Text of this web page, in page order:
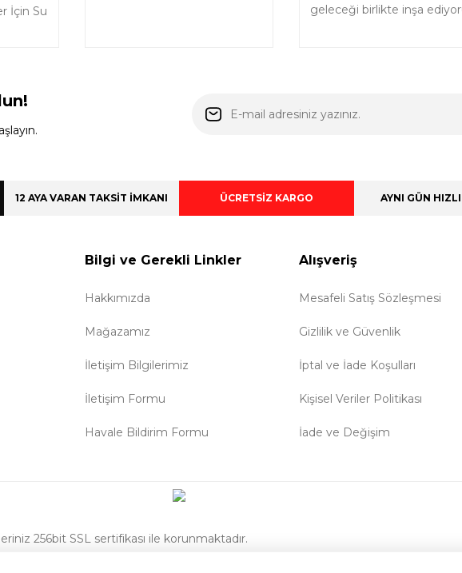
İçin Su
geleceği birlikte inşa
12 AYA VARAN TAKSİT İMKANI ÜCRETSİZ KARGO AYNI GÜN
Bilgi ve Gerekli Linkler
Hakkımızda
Mağazamız
İletişim Bilgilerimiz
İletişim Formu
Havale Bildirim Formu
Alışveriş
Mesafeli Satış Sözleşmesi
Gizlilik ve Güvenlik
İptal ve İade Koşulları
Kişisel Veriler Politikası
İade ve Değişim
256bit SSL sertifikası ile korunmaktadır.